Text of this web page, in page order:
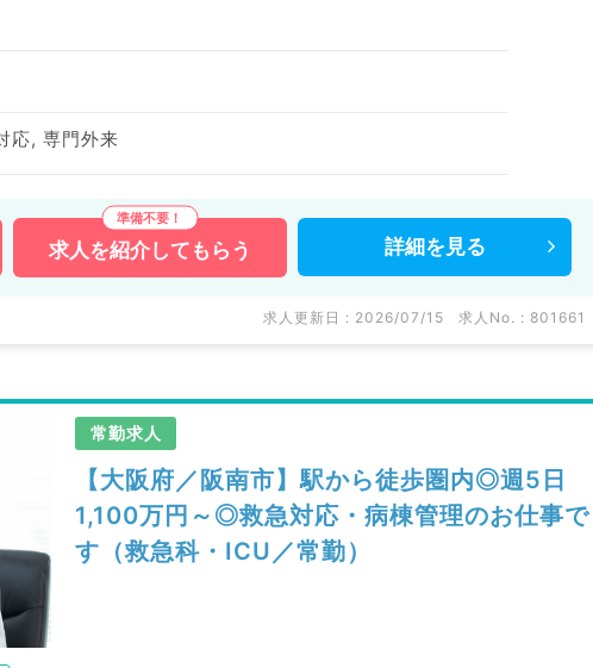
応, 専門外来
求人を紹介してもらう 詳細を 見る
求人更新日 : 2026/07/15 求人No. : 801661
常勤求人
【大阪府／阪南市】駅から徒歩圏内◎週5日
1,100万円～◎救急対応・病棟管理のお仕事で
す（救急科・ICU／常勤）